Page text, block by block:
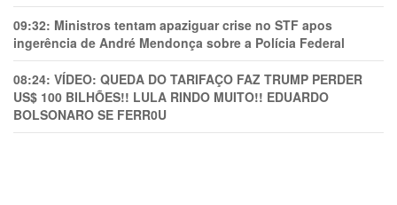
09:32: Ministros tentam apaziguar crise no STF apos
ingerência de André Mendonça sobre a Polícia Federal
08:24: VÍDEO: QUEDA DO TARIFAÇO FAZ TRUMP PERDER
US$ 100 BILHÕES!! LULA RINDO MUITO!! EDUARDO
BOLSONARO SE FERR0U